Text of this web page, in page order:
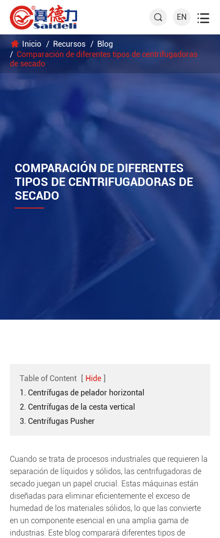
 EN 
Inicio Recursos
Blog
Comparación de diferentes tipos de centrifugadoras
de secado
COMPARACIÓN DE DIFERENTES
TIPOS DE CENTRIFUGADORAS DE
SECADO
Table of Content [ Hide ]
1. Centrífugas de pelador horizontal
2. Centrífugas de la cesta vertical
3. Centrífugas Pusher
Cuando se trata de procesos industriales que requieren la
separación de líquidos y sólidos, las centrifugadoras de
secado juegan un papel crucial. Estas máquinas están
diseñadas para eliminar eficientemente el exceso de
humedad de los materiales sólidos, lo que las convierte
en un componente esencial en una amplia gama de
industrias. Este blog comparará diferentes tipos de